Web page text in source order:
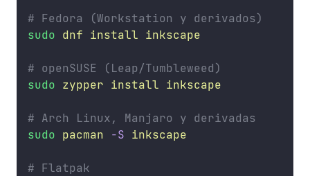
# Fedora (Workstation y derivados)
sudo dnf install inkscape
# openSUSE (Leap/Tumbleweed)
sudo zypper install inkscape
# Arch Linux, Manjaro y derivadas
sudo pacman -S inkscape
# Flatpak